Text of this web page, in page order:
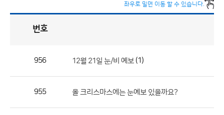
좌우로 밀면 이동 할 수 있습니다.
론
번호
956 12월 21일 눈/비 예보 (1)
955 올 크리스마스에는 눈예보 있을까요?